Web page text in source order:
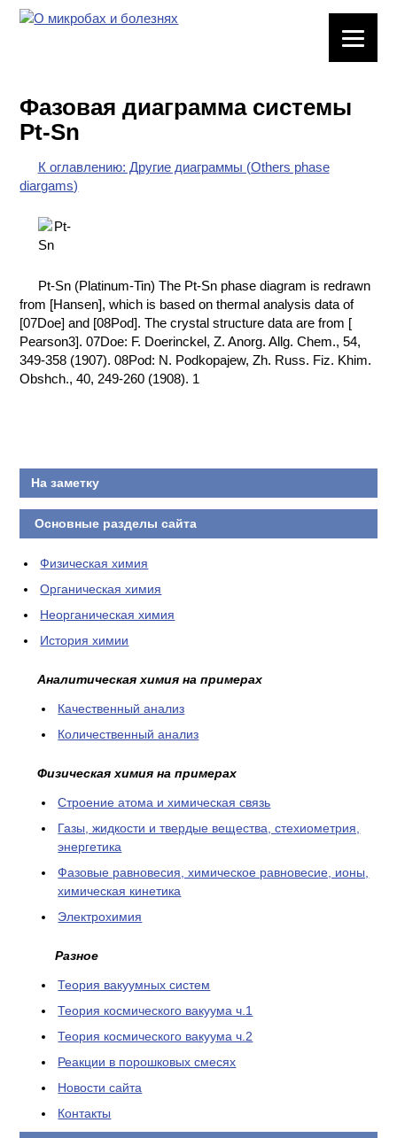
ХИМИЧЕСКАЯ
ПОСУДА
ВРЕДНЫЕ
ФАКТОРЫ
ХИМИЯ НА
ПРОИЗВОДСТВЕ
И ХИМИЧЕСКАЯ
ТЕХНОЛОГИЯ
Фазовая диаграмма системы
Pt-Sn
К оглавлению: Другие диаграммы (Others phase
diargams)
Pt-Sn (Platinum-Tin) The Pt-Sn phase diagram is redrawn
from [Hansen], which is based on thermal analysis data of
[07Doe] and [08Pod]. The crystal structure data are from [
Pearson3]. 07Doe: F. Doerinckel, Z. Anorg. Allg. Chem., 54,
349-358 (1907). 08Pod: N. Podkopajew, Zh. Russ. Fiz. Khim.
Obshch., 40, 249-260 (1908). 1
На заметку
Основные разделы сайта
Физическая химия
Органическая химия
Неорганическая химия
История химии
Аналитическая химия на примерах
Качественный анализ
Количественный анализ
Физическая химия на примерах
Cтроение атома и химическая связь
Газы, жидкости и твердые вещества, стехиометрия,
энергетика
Фазовые равновесия, химическое равновесие, ионы,
химическая кинетика
Электрохимия
Разное
Теория вакуумных систем
Теория космического вакуума ч.1
Теория космического вакуума ч.2
Реакции в порошковых смесях
Новости сайта
Контакты